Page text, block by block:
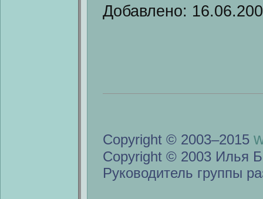
Добавлено:
Copyright © 2003–2015
Copyright © 2003 Илья
Руководитель группы